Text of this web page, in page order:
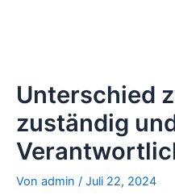
Unterschied
zuständig
Von admin / Juli 22, 2024